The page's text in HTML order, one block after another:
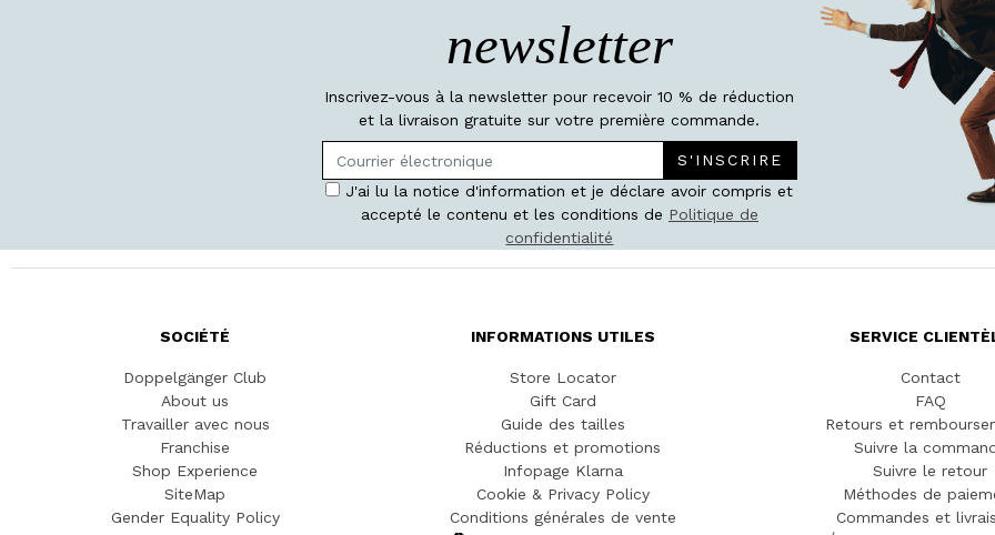
newsletter
Inscrivez-vous à la newsletter pour recevoir 10 % de réduction
et la livraison gratuite sur votre première commande.
S'INSCRIRE
J'ai lu la notice d'information et je déclare avoir compris et
accepté le contenu et les conditions de Politique de
confidentialité
SOCIÉTÉ
Doppelgänger Club
About us
Travailler avec nous
Franchise
Shop Experience
SiteMap
Gender Equality Policy
INFORMATIONS UTILES
Store Locator
Gift Card
Guide des tailles
Réductions et promotions
Infopage Klarna
Cookie & Privacy Policy
Conditions générales de vente
SERVICE
Contact
FAQ
Retours et
Suivre la
Suivre le retour
Méthodes de
Commandes et